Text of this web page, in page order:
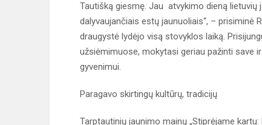
Tautišką giesmę. Jau atvykimo dieną
dalyvaujančiais estų jaunuoliais“, – prisiminė
draugystė lydėjo visą stovyklos laiką.
užsiėmimuose, mokytasi geriau pažinti save
gyvenimui.
Paragavo skirtingų kultūrų, tradicijų
Tarptautinių jaunimo mainų „Stiprėjame